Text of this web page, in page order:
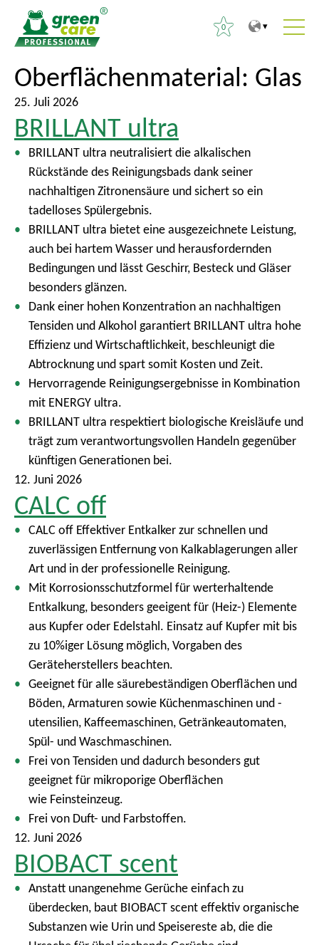
0
S
u
c
h
e
h
Oberflächenmaterial: Glas
25. Juli 2026
BRILLANT ultra
BRILLANT ultra neutralisiert die alkalischen
Rückstände des Reinigungsbads dank seiner
nachhaltigen Zitronensäure und sichert so ein
tadelloses Spülergebnis.
BRILLANT ultra bietet eine ausgezeichnete Leistung,
auch bei hartem Wasser und herausfordernden
Bedingungen und lässt Geschirr, Besteck und Gläser
besonders glänzen.
Dank einer hohen Konzentration an nachhaltigen
Tensiden und Alkohol garantiert BRILLANT ultra hohe
Effizienz und Wirtschaftlichkeit, beschleunigt die
Abtrocknung und spart somit Kosten und Zeit.
Hervorragende Reinigungsergebnisse in Kombination
mit ENERGY ultra.
BRILLANT ultra respektiert biologische Kreisläufe und
trägt zum verantwortungsvollen Handeln gegenüber
künftigen Generationen bei.
12. Juni 2026
CALC off
CALC off Effektiver Entkalker zur schnellen und
zuverlässigen Entfernung von Kalkablagerungen aller
Art und in der professionelle Reinigung.
Mit Korrosionsschutzformel für werterhaltende
Entkalkung, besonders geeigent für (Heiz-) Elemente
aus Kupfer oder Edelstahl. Einsatz auf Kupfer mit bis
zu 10%iger Lösung möglich, Vorgaben des
Geräteherstellers beachten.
Geeignet für alle säurebeständigen Oberflächen und
Böden, Armaturen sowie Küchenmaschinen und -
utensilien, Kaffeemaschinen, Getränkeautomaten,
Spül- und Waschmaschinen.
Frei von Tensiden und dadurch besonders gut
geeignet für mikroporige Oberflächen
wie Feinsteinzeug.
Frei von Duft- und Farbstoffen.
12. Juni 2026
BIOBACT scent
Anstatt unangenehme Gerüche einfach zu
überdecken, baut BIOBACT scent effektiv organische
Substanzen wie Urin und Speisereste ab, die die